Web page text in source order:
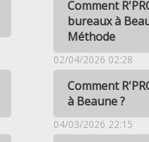
Comment
bureaux à
Méthode
02/04/2026 02:28
Comment
à Beaune ?
04/03/2026 22:15